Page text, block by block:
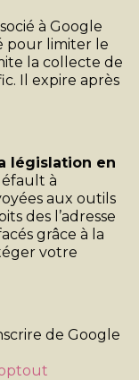
à Google
pour limiter le
la collecte de
Il expire après
législation en
à
aux outils
des l’adresse
grâce à la
votre
de Google